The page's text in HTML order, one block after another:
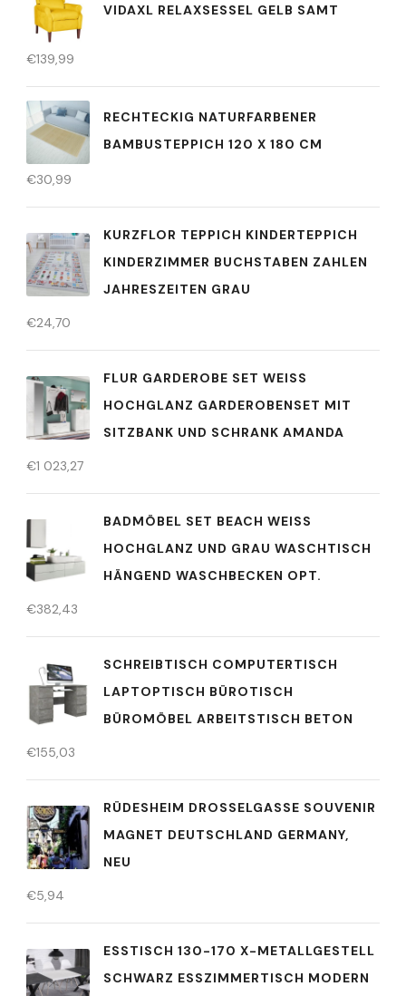
VIDAXL RELAXSESSEL GELB SAMT
€139,99
RECHTECKIG NATURFARBENER
BAMBUSTEPPICH 120 X 180 CM
€30,99
KURZFLOR TEPPICH KINDERTEPPICH
KINDERZIMMER BUCHSTABEN ZAHLEN
JAHRESZEITEN GRAU
€24,70
FLUR GARDEROBE SET WEISS H
OCHGLANZ GARDEROBENSET MIT S
ITZBANK UND SCHRANK AMANDA
€1 023,27
BADMÖBEL SET BEACH WEISS H
OCHGLANZ UND GRAU WASCHTISCH H
ÄNGEND WASCHBECKEN OPT.
€382,43
SCHREIBTISCH COMPUTERTISCH
LAPTOPTISCH BÜROTISCH
BÜROMÖBEL ARBEITSTISCH BETON
€155,03
RÜDESHEIM DROSSELGASSE SOUVENIR
MAGNET DEUTSCHLAND GERMANY,
NEU
€5,94
ESSTISCH 130-170 X-METALLGESTELL
SCHWARZ ESSZIMMERTISCH MODERN